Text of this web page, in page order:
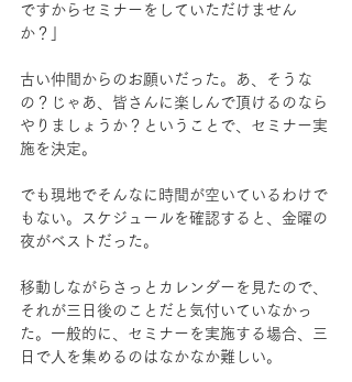
ですからセミナーをしていただけません
か？」
古い仲間からのお願いだった。あ、そうな
の？じゃあ、皆さんに楽しんで頂けるのなら
やりましょうか？ということで、セミナー実
施を決定。
でも現地でそんなに時間が空いているわけで
もない。スケジュールを確認すると、金曜の
夜がベストだった。
移動しながらさっとカレンダーを見たので、
それが三日後のことだと気付いていなかっ
た。一般的に、セミナーを実施する場合、三
日で人を集めるのはなかなか難しい。